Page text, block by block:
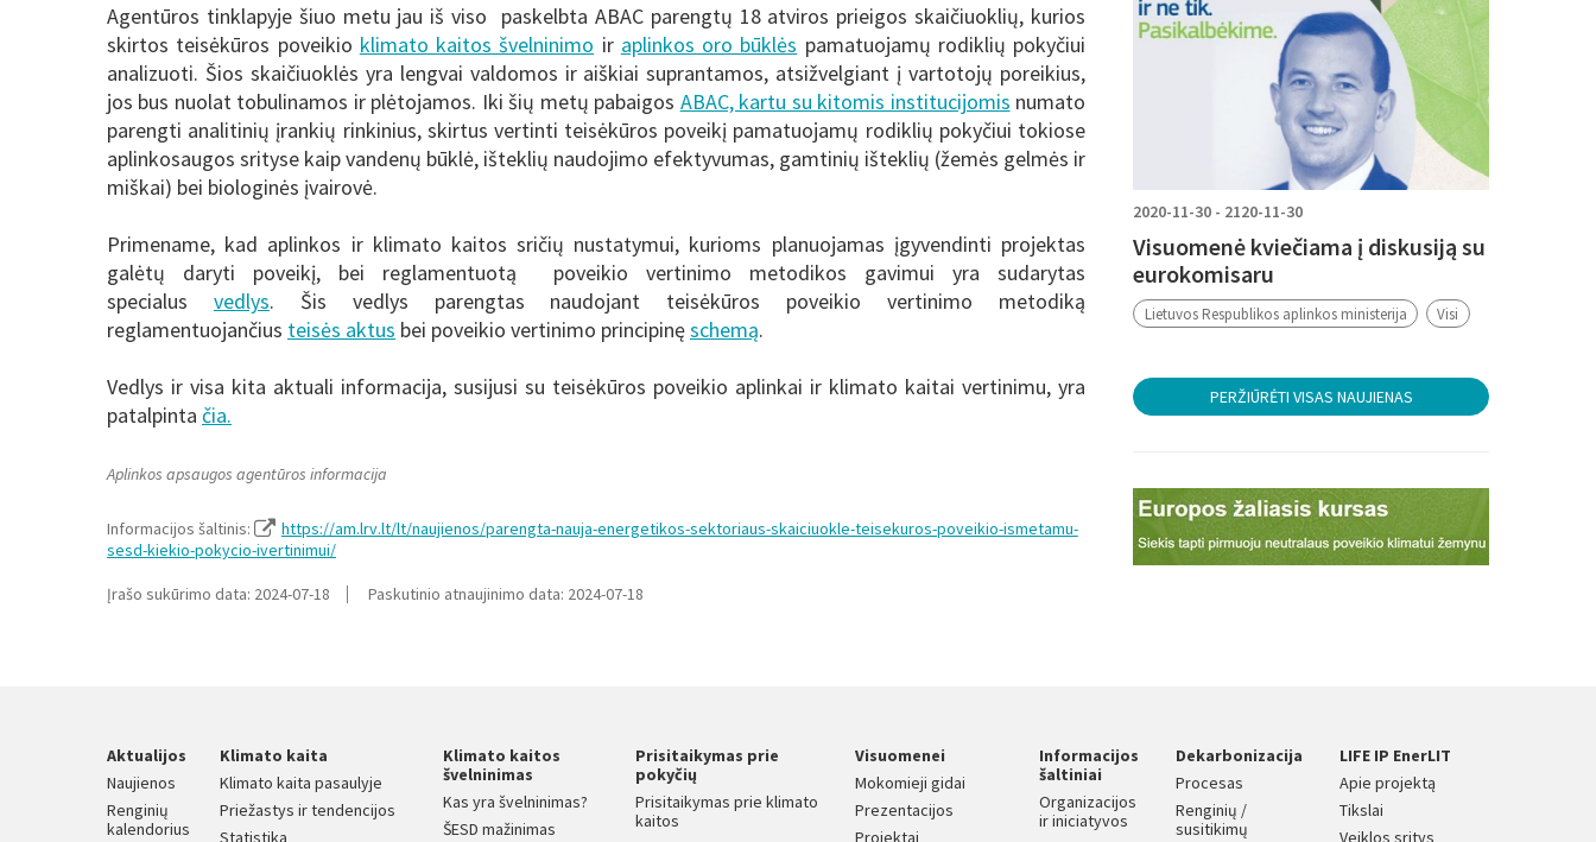
Agentūros tinklapyje šiuo metu jau iš viso paskelbta ABAC parengtų 18 atviros prieigos skaičiuoklių, kurios
skirtos teisėkūros poveikio klimato kaitos švelninimo ir aplinkos oro būklės pamatuojamų rodiklių pokyčiui
analizuoti. Šios skaičiuoklės yra lengvai valdomos ir aiškiai suprantamos, atsižvelgiant į vartotojų poreikius,
jos bus nuolat tobulinamos ir plėtojamos. Iki šių metų pabaigos ABAC, kartu su kitomis institucijomis numato
parengti analitinių įrankių rinkinius, skirtus vertinti teisėkūros poveikį pamatuojamų rodiklių pokyčiui tokiose
aplinkosaugos srityse kaip vandenų būklė, išteklių naudojimo efektyvumas, gamtinių išteklių (žemės gelmės ir
miškai) bei biologinės įvairovė.
Primename, kad aplinkos ir klimato kaitos sričių nustatymui, kurioms planuojamas įgyvendinti projektas
galėtų daryti poveikį, bei reglamentuotą poveikio vertinimo metodikos gavimui yra sudarytas
specialus vedlys. Šis vedlys parengtas naudojant teisėkūros poveikio vertinimo metodiką
reglamentuojančius teisės aktus bei poveikio vertinimo principinęschemą.
Vedlys ir visa kita aktuali informacija, susijusi su teisėkūros poveikio aplinkai ir klimato kaitai vertinimu, yra
patalpinta čia.
Aplinkos apsaugos agentūros informacija
Informacijos šaltinis:
https://am.lrv.lt/lt/naujienos/parengta-nauja-energetikos-sektoriaus-skaiciuokle-teisekuros-poveikio-ismetamu-
sesd-kiekio-pokycio-ivertinimui/
Įrašo sukūrimo data: 2024-07-18 Paskutinio atnaujinimo data: 2024-07-18
2020-11-30 - 2120-11-30
Visuomenė kviečiama į diskusiją su
eurokomisaru
Lietuvos Respublikos aplinkos ministerija Visi
PERŽIŪRĖTI VISAS NAUJIENAS
Aktualijos
Naujienos
Renginių
kalendorius
Klimato kaita
Klimato kaita pasaulyje
Priežastys ir tendencijos
Statistika
Klimato kaitos
švelninimas
Kas yra švelninimas?
ŠESD mažinimas
Prisitaikymas prie
pokyčių
Prisitaikymas prie klimato
kaitos
Visuomenei
Mokomieji gidai
Prezentacijos
Projektai
Informacijos
šaltiniai
Organizacijos
ir iniciatyvos
Dekarbonizacija
Procesas
Renginių /
susitikimų
LIFE IP EnerLIT
Apie projektą
Tikslai
Veiklos sritys